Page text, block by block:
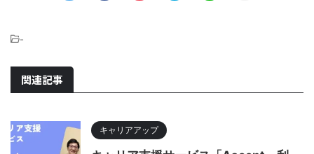
-
関連記事
キャリアアップ